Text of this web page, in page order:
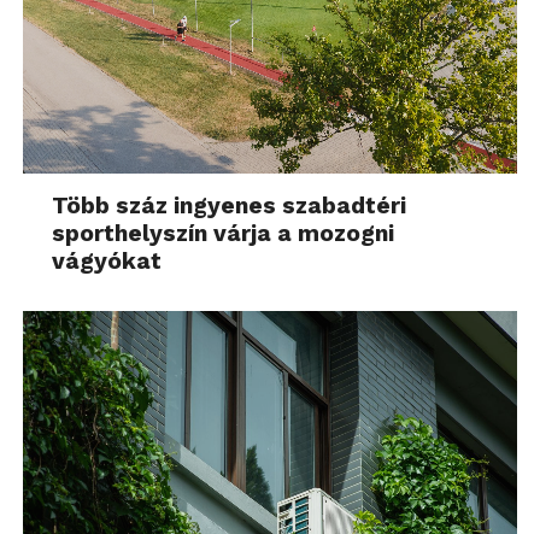
Több száz ingyenes szabadtéri
sporthelyszín várja a mozogni
vágyókat